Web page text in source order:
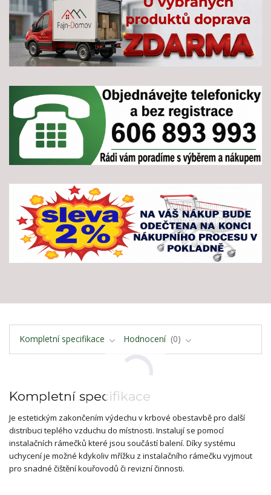
Kompletní specifikace Hodnocení 0
Kompletní specifikace
Je estetickým zakončením výdechu v krbové obestavbě pro další
distribuci teplého vzduchu do místnosti. Instalují se pomocí
instalačních rámečků které jsou součástí balení. Díky systému
uchycení je možné kdykoliv mřížku z instalačního rámečku vyjmout
pro snadné čištění kouřovodů či revizní činnosti.